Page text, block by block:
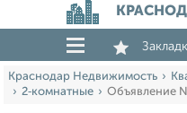
Краснодар Недвижимость
2‑комнатные
Объявление